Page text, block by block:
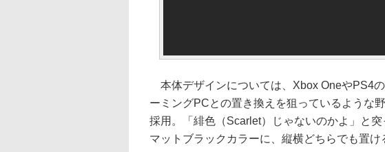
本体デザインについては、Xbox OneやPS4
ーミングPCとの置き換えを狙っているような
採用。「緋色（Scarlet）じゃないのかよ」と
マットブラックカラーに、縦横どちらでも置け